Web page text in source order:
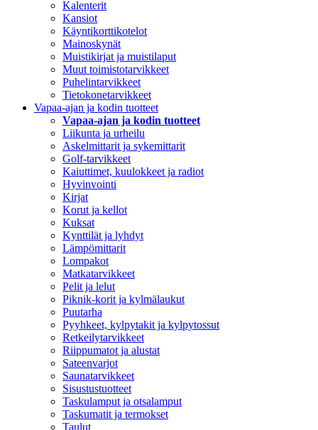
Kalenterit
Kansiot
Käyntikorttikotelot
Mainoskynät
Muistikirjat ja muistilaput
Muut toimistotarvikkeet
Puhelintarvikkeet
Tietokonetarvikkeet
Vapaa-ajan ja kodin tuotteet
Vapaa-ajan ja kodin tuotteet
Liikunta ja urheilu
Askelmittarit ja sykemittarit
Golf-tarvikkeet
Kaiuttimet, kuulokkeet ja radiot
Hyvinvointi
Kirjat
Korut ja kellot
Kuksat
Kynttilät ja lyhdyt
Lämpömittarit
Lompakot
Matkatarvikkeet
Pelit ja lelut
Piknik-korit ja kylmälaukut
Puutarha
Pyyhkeet, kylpytakit ja kylpytossut
Retkeilytarvikkeet
Riippumatot ja alustat
Sateenvarjot
Saunatarvikkeet
Sisustustuotteet
Taskulamput ja otsalamput
Taskumatit ja termokset
Taulut